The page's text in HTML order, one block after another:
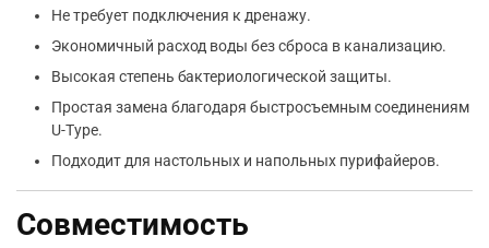
Не требует подключения к дренажу.
Экономичный расход воды без сброса в канализацию.
Высокая степень бактериологической защиты.
Простая замена благодаря быстросъемным соединениям
U-Type.
Подходит для настольных и напольных пурифайеров.
Совместимость